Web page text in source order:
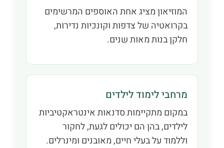
המוזיאון מציג אחת האוספים המרשימים
בקרואטיה של צדפות וקונכיות נדירות,
חלקן בנות מאות שנים.
מרחבי לימוד לילדים
במקום מתקיימות סדנאות אינטראקטיביות
לילדים, בהן הם יכולים לגעת, לחקור
וללמוד על בעלי חיים, מאובנים ומינרלים.